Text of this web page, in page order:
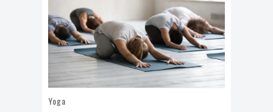
Journée tapisserie d'ameublement
Dimanche, j'ai clown
Effeuillage burlesque
Yoga